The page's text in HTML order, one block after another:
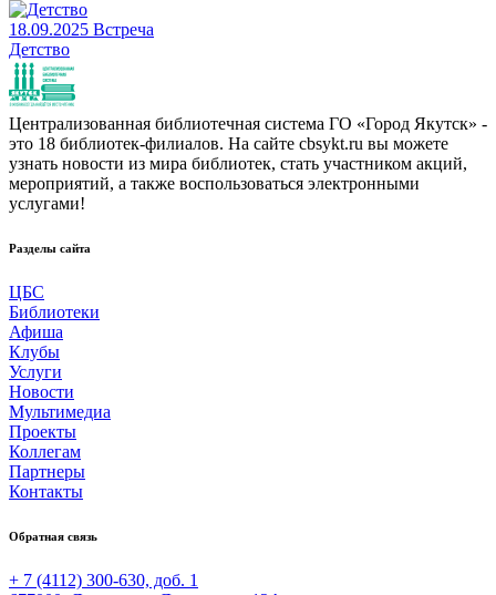
18.09.2025 Встреча
Детство
Централизованная библиотечная система ГО «Город Якутск» -
это 18 библиотек-филиалов. На сайте cbsykt.ru вы можете
узнать новости из мира библиотек, стать участником акций,
мероприятий, а также воспользоваться электронными
услугами!
Разделы сайта
ЦБС
Библиотеки
Афиша
Клубы
Услуги
Новости
Мультимедиа
Проекты
Коллегам
Партнеры
Контакты
Обратная связь
+ 7 (4112) 300-630, доб. 1